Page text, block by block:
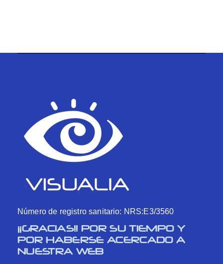
Número de registro sanitario: NRS:E3/3560
¡¡GRACIAS!! POR SU TIEMPO Y
POR HABERSE ACERCADO A
NUESTRA WEB